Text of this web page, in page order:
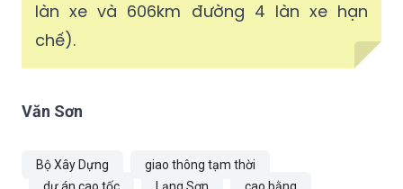
1.568km đường 4 làn xe hạn chế); 672km
đang thi công xây dựng (66km đường 2
làn xe và 606km đường 4 làn xe hạn
chế).
Văn Sơn